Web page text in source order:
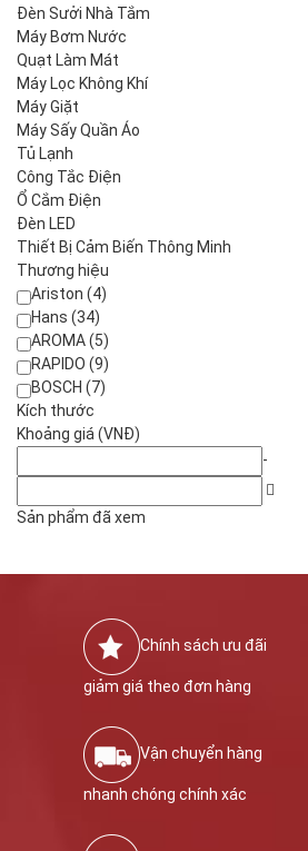
Đèn Sưởi Nhà Tắm
Máy Bơm Nước
Quạt Làm Mát
Máy Lọc Không Khí
Máy Giặt
Máy Sấy Quần Áo
Tủ Lạnh
Công Tắc Điện
Ổ Cắm Điện
Đèn LED
Thiết Bị Cảm Biến Thông Minh
Thương hiệu
Ariston (4)
Hans (34)
AROMA (5)
RAPIDO (9)
BOSCH (7)
Kích thước
Khoảng giá (VNĐ)
-
Sản phẩm đã xem
Chính sách ưu đãi
giảm giá theo đơn hàng
Vận chuyển hàng
nhanh chóng chính xác